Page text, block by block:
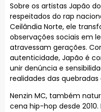
Sobre os artistas Japão
respeitados do rap
Ceilândia Norte, ele
observações sociais em
atravessam gerações.
autenticidade, Japão é
unir denúncia e
realidades das quebradas
Nenzin MC, também
cena hip-hop desde